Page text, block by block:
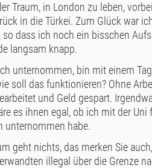
Traum, in London zu leben,
in die Türkei. Zum Glück war
dass ich noch ein bisschen
langsam knapp.
unternommen, bin mit einem
soll das funktionieren? Ohne
und Geld gespart.
es ihnen egal, ob ich mit der
unternommen habe.
geht nichts, das merken Sie
illegal über die Grenze